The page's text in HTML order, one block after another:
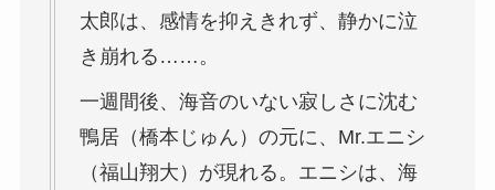
太郎は、感情を抑えきれず、静かに泣
き崩れる……。
一週間後、海音のいない寂しさに沈む
鴨居（橋本じゅん） の元に、 Mr.エニシ
（福山翔大） が現れる。エニシは、海